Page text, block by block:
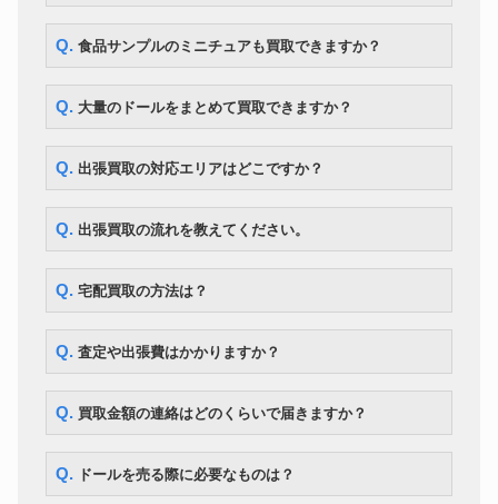
マーゴユニークガール blythe ネ
オブライス
ボークス MDD Fate/kaleid liner
プリズマ☆イリヤ
Q. 食品サンプルのミニチュアも買取できますか？
Q. 大量のドールをまとめて買取できますか？
Q. 出張買取の対応エリアはどこですか？
Q. 出張買取の流れを教えてください。
Q. 宅配買取の方法は？
Q. 査定や出張費はかかりますか？
Q. 買取金額の連絡はどのくらいで届きますか？
Q. ドールを売る際に必要なものは？